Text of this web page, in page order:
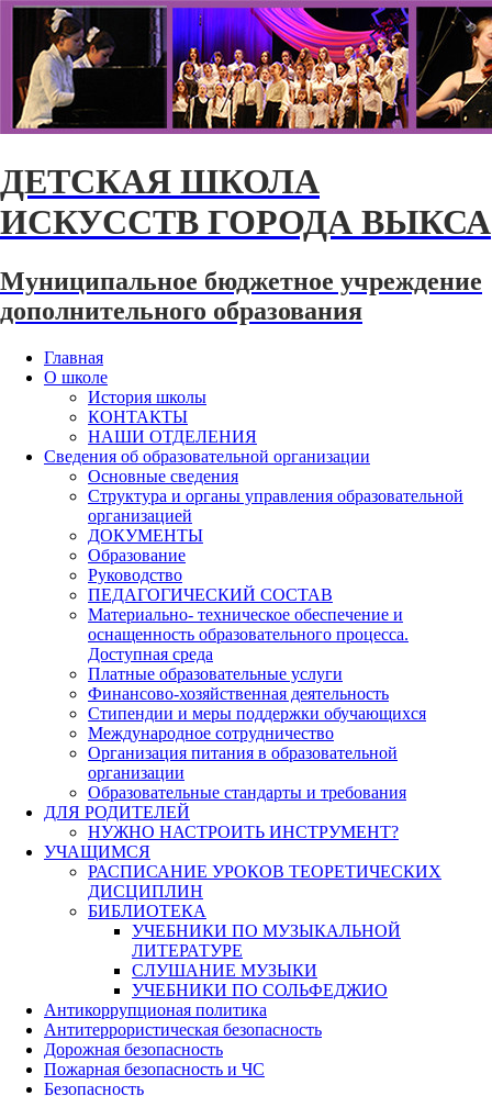
ДЕТСКАЯ ШКОЛА
ИСКУССТВ ГОРОДА ВЫКСА
Муниципальное бюджетное учреждение
дополнительного образования
Главная
О школе
История школы
КОНТАКТЫ
НАШИ ОТДЕЛЕНИЯ
Сведения об образовательной организации
Основные сведения
Структура и органы управления образовательной
организацией
ДОКУМЕНТЫ
Образование
Руководство
ПЕДАГОГИЧЕСКИЙ СОСТАВ
Материально- техническое обеспечение и
оснащенность образовательного процесса.
Доступная среда
Платные образовательные услуги
Финансово-хозяйственная деятельность
Стипендии и меры поддержки обучающихся
Международное сотрудничество
Организация питания в образовательной
организации
Образовательные стандарты и требования
ДЛЯ РОДИТЕЛЕЙ
НУЖНО НАСТРОИТЬ ИНСТРУМЕНТ?
УЧАЩИМСЯ
РАСПИСАНИЕ УРОКОВ ТЕОРЕТИЧЕСКИХ
ДИСЦИПЛИН
БИБЛИОТЕКА
УЧЕБНИКИ ПО МУЗЫКАЛЬНОЙ
ЛИТЕРАТУРЕ
СЛУШАНИЕ МУЗЫКИ
УЧЕБНИКИ ПО СОЛЬФЕДЖИО
Антикоррупционая политика
Антитеррористическая безопасность
Дорожная безопасность
Пожарная безопасность и ЧС
Безопасность